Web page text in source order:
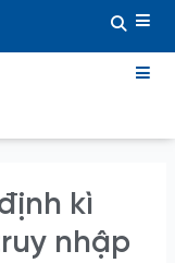
kì
nhập